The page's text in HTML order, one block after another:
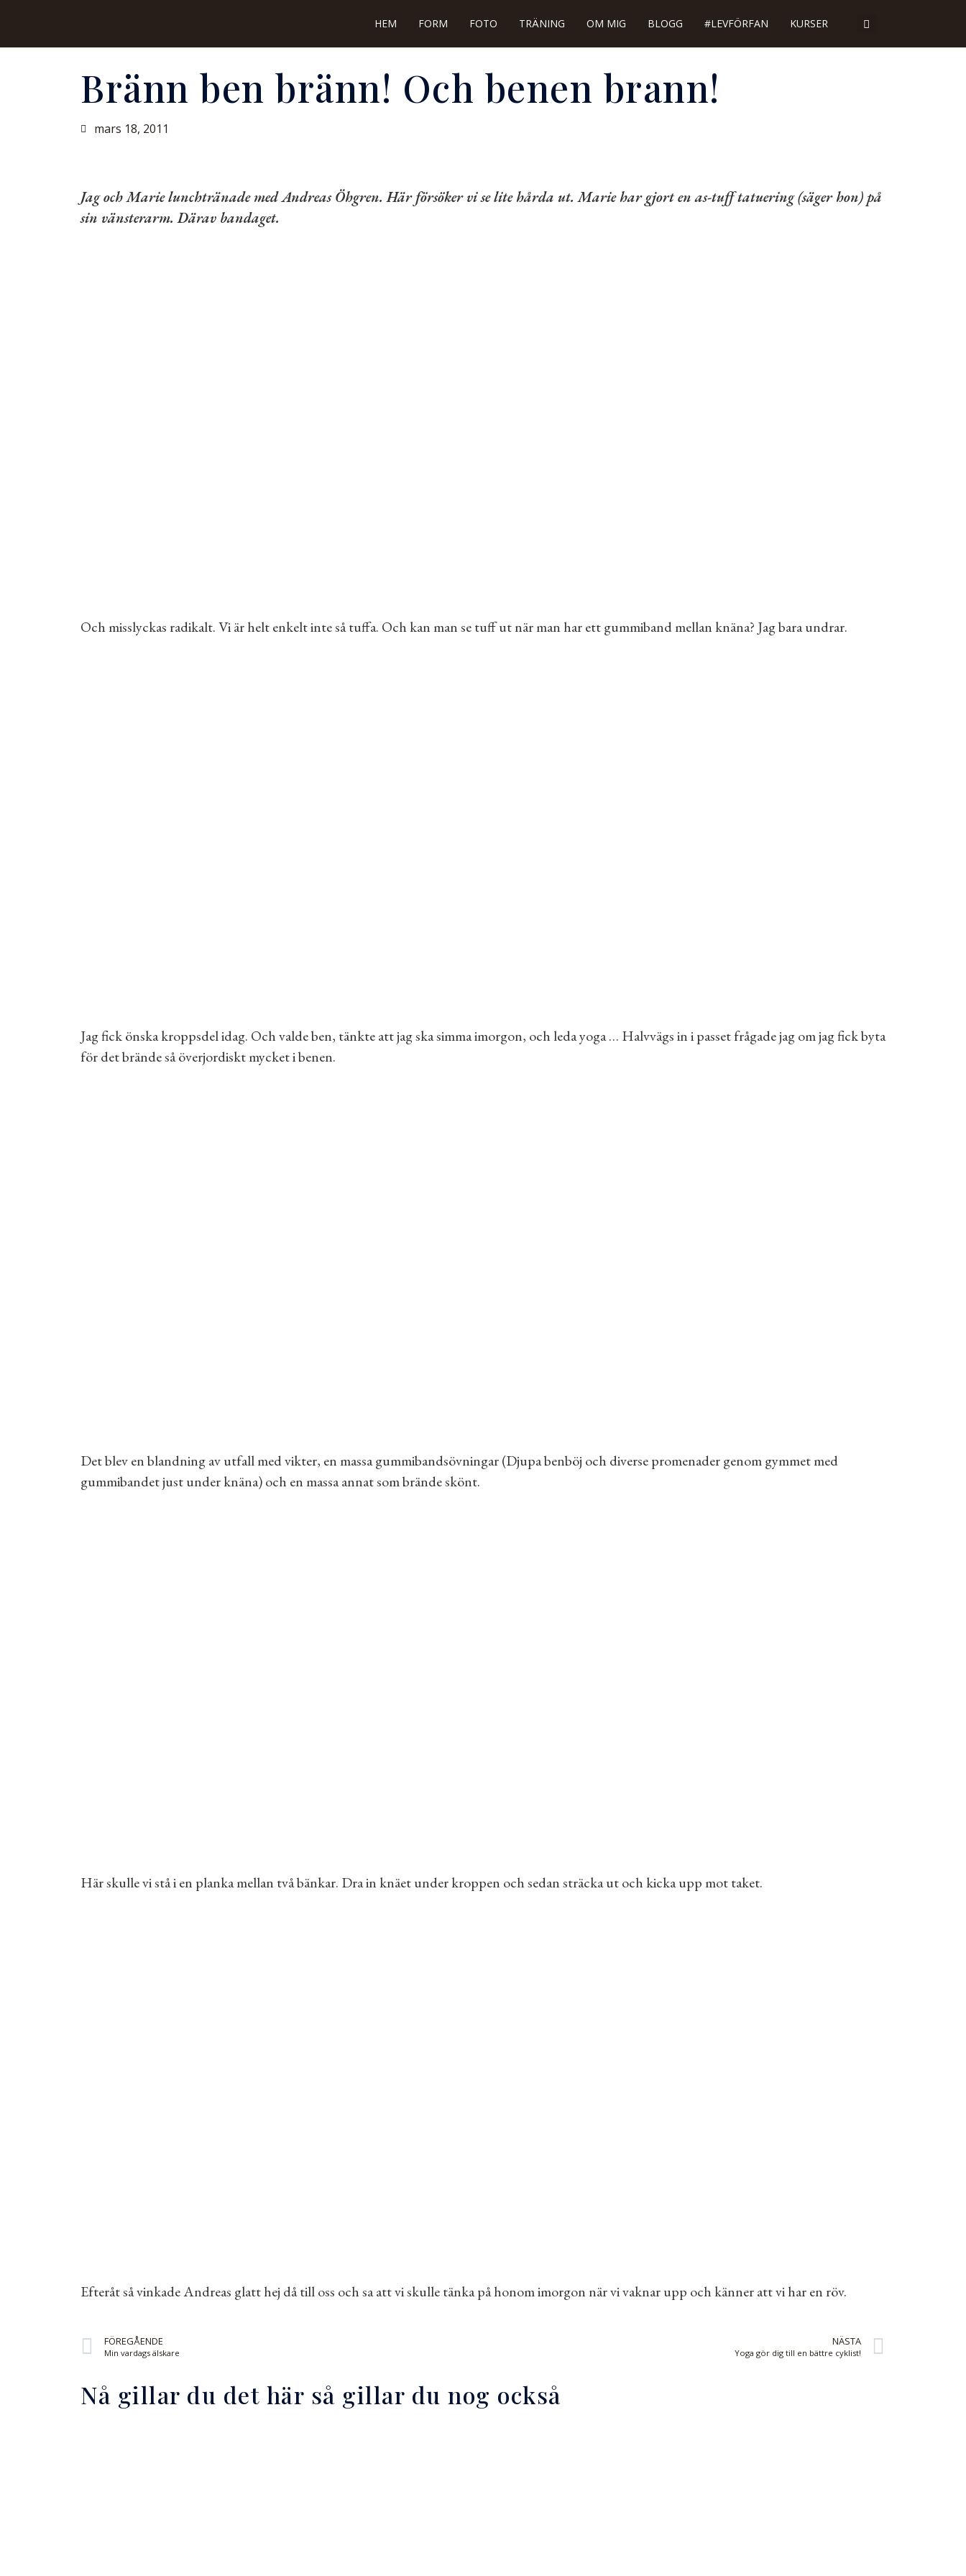
HEM FORM FOTO TRÄNING OM MIG BLOGG #LEVFÖRFAN KURSER
Bränn ben bränn! Och benen brann!
mars 18, 2011
Jag ochMarie lunchtränade medAndreas Öhgren. Här försöker vi se lite hårda ut. Marie har gjort en as-tuff tatuering (säger hon) på
sin vänsterarm. Därav bandaget.
Och misslyckas radikalt. Vi är helt enkelt inte så tuffa. Och kan man se tuff ut när man har ett gummiband mellan knäna? Jag bara undrar.
Jag fick önska kroppsdel idag. Och valde ben, tänkte att jag ska simma imorgon, och leda yoga … Halvvägs in i passet frågade jag om jag fick byta
för det brände så överjordiskt mycket i benen.
Det blev en blandning av utfall med vikter, en massa gummibandsövningar (Djupa benböj och diverse promenader genom gymmet med
gummibandet just under knäna) och en massa annat som brände skönt.
Här skulle vi stå i en planka mellan två bänkar. Dra in knäet under kroppen och sedan sträcka ut och kicka upp mot taket.
Efteråt så vinkadeAndreas glatt hej då till oss och sa att vi skulle tänka på honom imorgon när vi vaknar upp och känner att vi har en röv.
FÖREGÅENDE
Min vardags älskare
NÄSTA
Yoga gör dig till en bättre cyklist!
Nå gillar du det här så gillar du nog också